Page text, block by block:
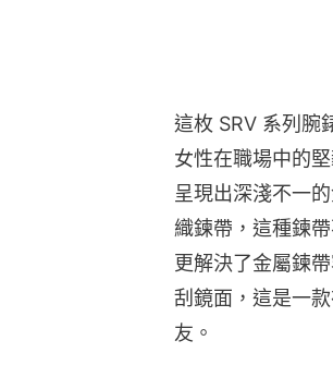
這枚 SRV 系列腕
女性在職場中的
呈現出深淺不一
織鍊帶，這種鍊
更解決了金屬鍊
刮鏡面，這是一
友。